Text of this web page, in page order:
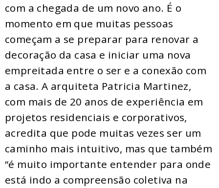
com a chegada de um novo ano. É o
momento em que muitas pessoas
começam a se preparar para renovar a
decoração da casa e iniciar uma nova
empreitada entre o ser e a conexão com
a casa. A arquiteta Patricia Martinez,
com mais de 20 anos de experiência em
projetos residenciais e corporativos,
acredita que pode muitas vezes ser um
caminho mais intuitivo, mas que também
“é muito importante entender para onde
está indo a compreensão coletiva na